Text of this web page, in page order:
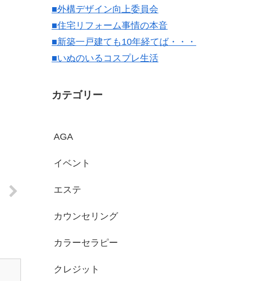
■外構デザイン向上委員会
■住宅リフォーム事情の本音
■新築一戸建ても10年経てば・・・
■いぬのいるコスプレ生活
カテゴリー
AGA
イベント
エステ
カウンセリング
カラーセラピー
クレジット